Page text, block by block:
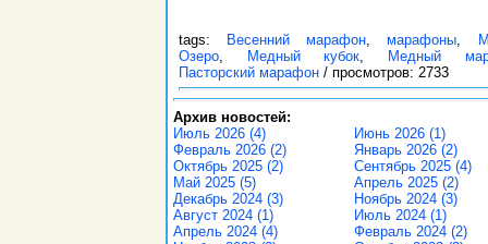
tags: Весенний марафон ,марафоны
Озеро
Медный кубок
Медный
Пасторский марафон / просмотров: 2733
Архив новостей:
Июль 2026 (4)
Февраль 2026 (2)
Октябрь 2025 (2)
Май 2025 (5)
Декабрь 2024 (3)
Август 2024 (1)
Апрель 2024 (4)
Июнь 2026 (1)
Январь 2026 (2)
Сентябрь 2025 (4)
Апрель 2025 (2)
Ноябрь 2024 (3)
Июль 2024 (1)
Февраль 2024 (2)